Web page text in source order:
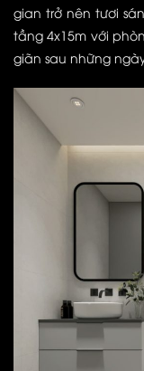
gian trở nên tươi
tầng 4x15m với
giãn sau những